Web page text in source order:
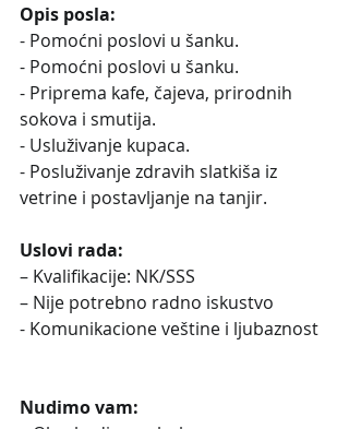
Opis posla:
- Pomoćni poslovi u šanku.
- Pomoćni poslovi u šanku.
- Priprema kafe, čajeva, prirodnih
sokova i smutija.
- Usluživanje kupaca.
- Posluživanje zdravih slatkiša iz
vetrine i postavljanje na tanjir.
Uslovi rada:
– Kvalifikacije: NK/SSS
– Nije potrebno radno iskustvo
- Komunikacione veštine i ljubaznost
Nudimo vam: